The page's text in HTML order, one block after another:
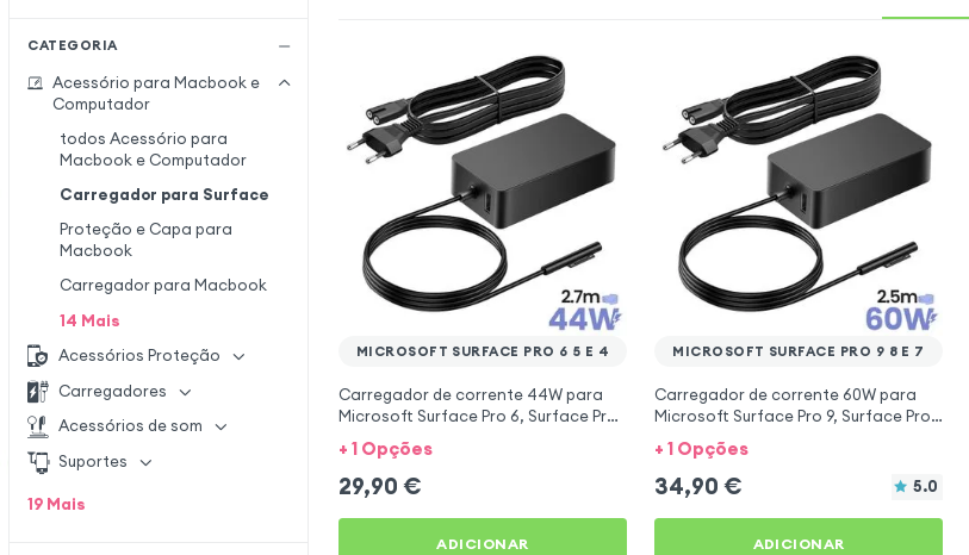
CATEGORIA
Acessório para Macbook e
Computador
todos Acessório para
Macbook e Computador
Carregador para Surface
Proteção e Capa para
Macbook
Carregador para Macbook
14 Mais
Acessórios Proteção
Carregadores
Acessórios de som
Suportes
19 Mais
MICROSOFT SURFACE PRO 6 5 E 4
Carregador de corrente 44W para
Microsoft Surface Pro 6, Surface Pro
5 e Surface Pro 4
+ 1 Opções
29,90 €
ADICIONAR
MICROSOFT SURFACE PRO 9 8 E 7
Carregador de corrente 60W para
Microsoft Surface Pro 9, Surface Pro
8 e Surface Pro 7
+ 1 Opções
34,90 € 5.0
ADICIONAR